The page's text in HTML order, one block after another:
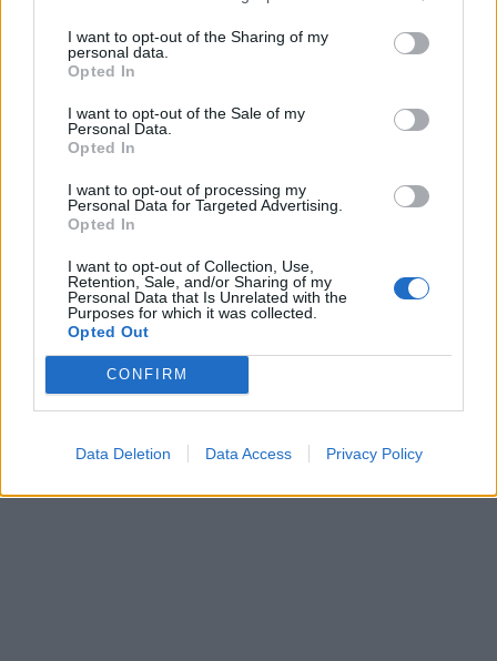
I want to opt-out of the Sharing of my
personal data.
Opted In
I want to opt-out of the Sale of my
Personal Data.
Opted In
I want to opt-out of processing my
Personal Data for Targeted Advertising.
Opted In
I want to opt-out of Collection, Use,
Retention, Sale, and/or Sharing of my
Personal Data that Is Unrelated with the
Purposes for which it was collected.
Opted Out
CONFIRM
Data Deletion Data Access Privacy Policy